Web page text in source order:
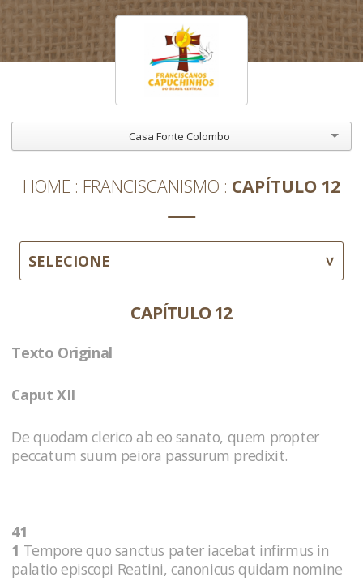
Casa Fonte Colombo
HOME FRANCISCANISMO CAPÍTULO 12
SELECIONE
CAPÍTULO 12
Texto Original
Caput XII
De quodam clerico ab eo sanato, quem propter
peccatum suum peiora passurum predixit.
41
1 Tempore quo sanctus pater iacebat infirmus in
palatio episcopi Reatini, canonicus quidam nomine